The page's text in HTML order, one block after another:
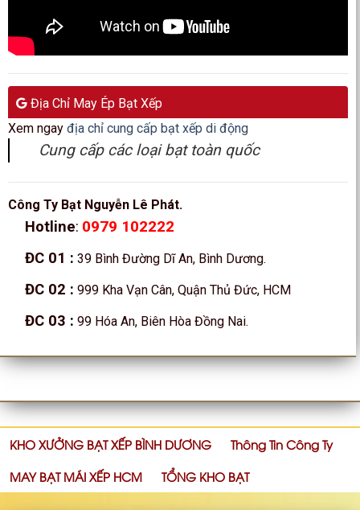
Địa Chỉ May Ép Bạt Xếp
Xem ngay địa chỉ cung cấp bạt xếp di động
Cung cấp các loại bạt toàn quốc
Công Ty Bạt Nguyễn Lê Phát.
Hotline: 0979 102222
ĐC 01 : 39 Bình Đường Dĩ An, Bình Dương.
ĐC 02 : 999 Kha Vạn Cân, Quận Thủ Đức, HCM
ĐC 03 : 99 Hóa An, Biên Hòa Đồng Nai.
KHO XƯỞNG BẠT XẾP BÌNH DƯƠNG
Thông Tin Công Ty
MAY BẠT MÁI XẾP HCM
TỔNG KHO BẠT